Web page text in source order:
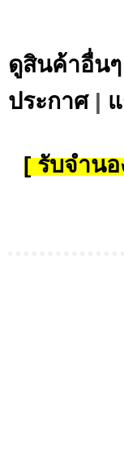
ดูสินค้าอื่นๆ
ประกาศ|
[ รับจำน